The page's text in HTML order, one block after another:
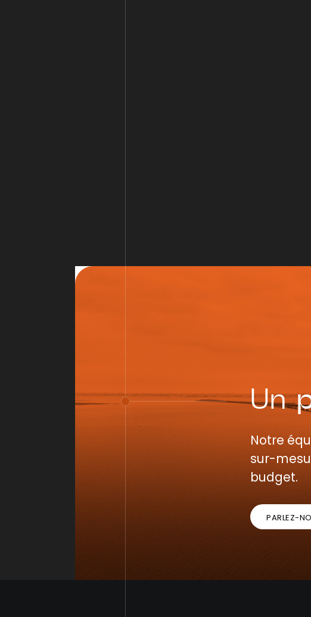
Un
Notre
sur-
budget.
PARLEZ-